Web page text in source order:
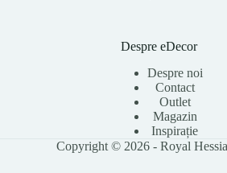
Despre eDecor
Despre noi
Contact
Outlet
Magazin
Inspirație
Copyright © 2026 - Royal